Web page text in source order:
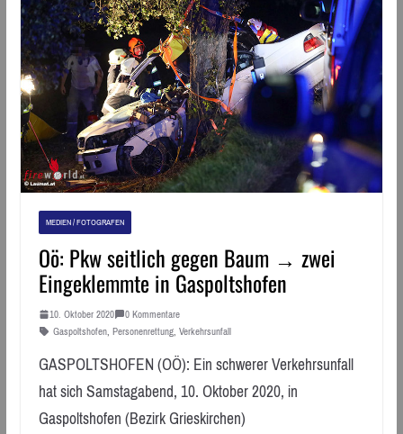
MEDIEN / FOTOGRAFEN
Oö: Pkw seitlich gegen Baum → zwei
Eingeklemmte in Gaspoltshofen
10. Oktober 2020
0 Kommentare
Gaspoltshofen, Personenrettung, Verkehrsunfall
GASPOLTSHOFEN (OÖ): Ein schwerer Verkehrsunfall
hat sich Samstagabend, 10. Oktober 2020, in
Gaspoltshofen (Bezirk Grieskirchen)